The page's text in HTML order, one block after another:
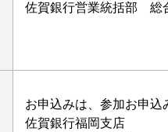
佐賀銀行営業統括部 総
お申込みは、参加お申込
佐賀銀行福岡支店